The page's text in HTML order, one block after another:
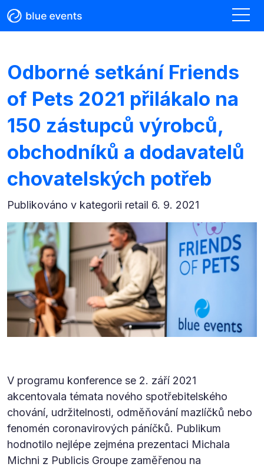
Odborné setkání Friends
of Pets 2021 přilákalo na
150 zástupců výrobců,
obchodníků a dodavatelů
chovatelských potřeb
Publikováno v kategorii retail 6. 9. 2021
V programu konference se 2. září 2021
akcentovala témata nového spotřebitelského
chování, udržitelnosti, odměňování mazlíčků nebo
fenomén coronavirových páníčků. Publikum
hodnotilo nejlépe zejména prezentaci Michala
Michni z Publicis Groupe zaměřenou na